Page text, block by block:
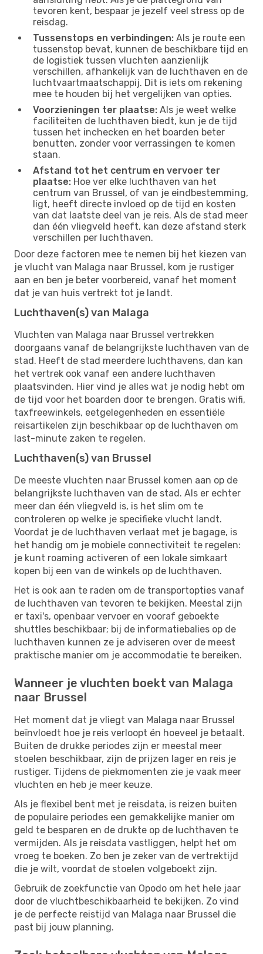
tevoren kent, bespaar je jezelf veel stress op de
reisdag.
Tussenstops en verbindingen: Als je route een
tussenstop bevat, kunnen de beschikbare tijd en
de logistiek tussen vluchten aanzienlijk
verschillen, afhankelijk van de luchthaven en de
luchtvaartmaatschappij. Dit is iets om rekening
mee te houden bij het vergelijken van opties.
Voorzieningen ter plaatse: Als je weet welke
faciliteiten de luchthaven biedt, kun je de tijd
tussen het inchecken en het boarden beter
benutten, zonder voor verrassingen te komen
staan.
Afstand tot het centrum en vervoer ter
plaatse: Hoe ver elke luchthaven van het
centrum van Brussel, of van je eindbestemming,
ligt, heeft directe invloed op de tijd en kosten
van dat laatste deel van je reis. Als de stad meer
dan één vliegveld heeft, kan deze afstand sterk
verschillen per luchthaven.
Door deze factoren mee te nemen bij het kiezen van
je vlucht van Malaga naar Brussel, kom je rustiger
aan en ben je beter voorbereid, vanaf het moment
dat je van huis vertrekt tot je landt.
Luchthaven(s) van Malaga
Vluchten van Malaga naar Brussel vertrekken
doorgaans vanaf de belangrijkste luchthaven van de
stad. Heeft de stad meerdere luchthavens, dan kan
het vertrek ook vanaf een andere luchthaven
plaatsvinden. Hier vind je alles wat je nodig hebt om
de tijd voor het boarden door te brengen. Gratis wifi,
taxfreewinkels, eetgelegenheden en essentiële
reisartikelen zijn beschikbaar op de luchthaven om
last-minute zaken te regelen.
Luchthaven(s) van Brussel
De meeste vluchten naar Brussel komen aan op de
belangrijkste luchthaven van de stad. Als er echter
meer dan één vliegveld is, is het slim om te
controleren op welke je specifieke vlucht landt.
Voordat je de luchthaven verlaat met je bagage, is
het handig om je mobiele connectiviteit te regelen:
je kunt roaming activeren of een lokale simkaart
kopen bij een van de winkels op de luchthaven.
Het is ook aan te raden om de transportopties vanaf
de luchthaven van tevoren te bekijken. Meestal zijn
er taxi's, openbaar vervoer en vooraf geboekte
shuttles beschikbaar; bij de informatiebalies op de
luchthaven kunnen ze je adviseren over de meest
praktische manier om je accommodatie te bereiken.
Wanneer je vluchten boekt van Malaga
naar Brussel
Het moment dat je vliegt van Malaga naar Brussel
beïnvloedt hoe je reis verloopt én hoeveel je betaalt.
Buiten de drukke periodes zijn er meestal meer
stoelen beschikbaar, zijn de prijzen lager en reis je
rustiger. Tijdens de piekmomenten zie je vaak meer
vluchten en heb je meer keuze.
Als je flexibel bent met je reisdata, is reizen buiten
de populaire periodes een gemakkelijke manier om
geld te besparen en de drukte op de luchthaven te
vermijden. Als je reisdata vastliggen, helpt het om
vroeg te boeken. Zo ben je zeker van de vertrektijd
die je wilt, voordat de stoelen volgeboekt zijn.
Gebruik de zoekfunctie van Opodo om het hele jaar
door de vluchtbeschikbaarheid te bekijken. Zo vind
je de perfecte reistijd van Malaga naar Brussel die
past bij jouw planning.